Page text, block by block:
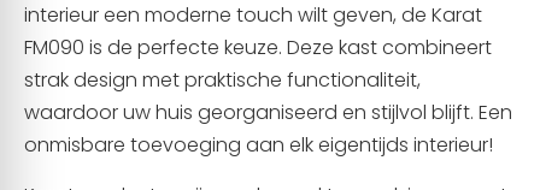
interieur een moderne touch wilt geven, de Karat
FM090 is de perfecte keuze. Deze kast combineert
strak design met praktische functionaliteit,
waardoor uw huis georganiseerd en stijlvol blijft. Een
onmisbare toevoeging aan elk eigentijds interieur!